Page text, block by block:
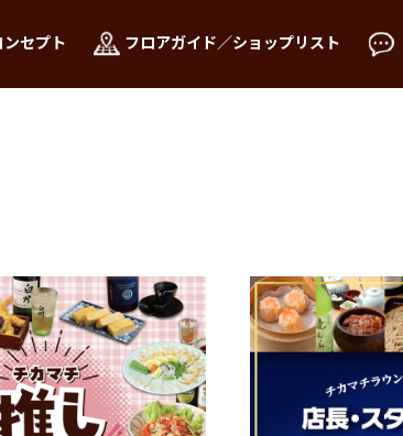
ンセプト フロアガイド／ショップリスト